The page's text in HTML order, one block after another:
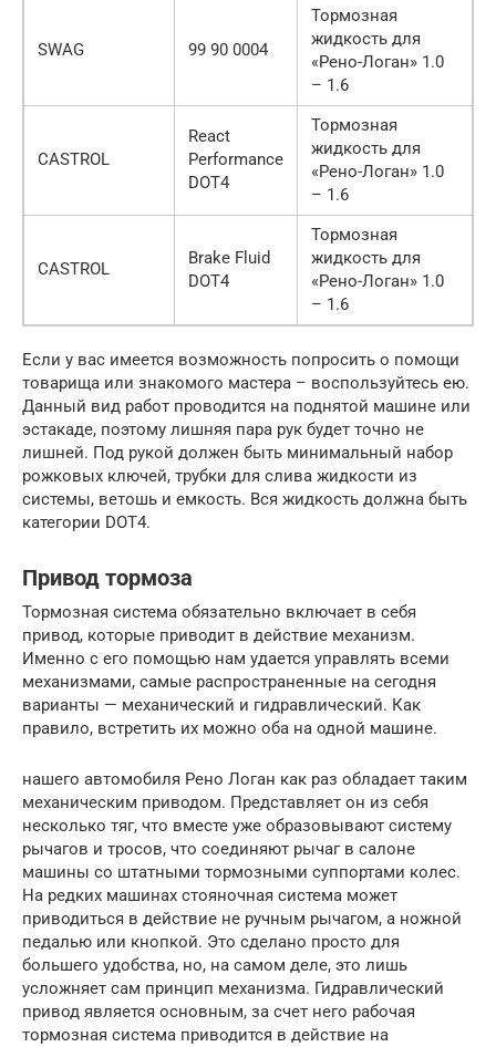
SWAG 99 90 0004
Тормозная
жидкость для
«Рено-Логан» 1.0
– 1.6
CASTROL
React
Performance
DOT4
Тормозная
жидкость для
«Рено-Логан» 1.0
– 1.6
CASTROL
Brake Fluid
DOT4
Тормозная
жидкость для
«Рено-Логан» 1.0
– 1.6
Если у вас имеется возможность попросить о помощи
товарища или знакомого мастера – воспользуйтесь ею.
Данный вид работ проводится на поднятой машине или
эстакаде, поэтому лишняя пара рук будет точно не
лишней. Под рукой должен быть минимальный набор
рожковых ключей, трубки для слива жидкости из
системы, ветошь и емкость. Вся жидкость должна быть
категории DOT4.
Привод тормоза
Тормозная система обязательно включает в себя
привод, которые приводит в действие механизм.
Именно с его помощью нам удается управлять всеми
механизмами, самые распространенные на сегодня
варианты — механический и гидравлический. Как
правило, встретить их можно оба на одной машине.
нашего автомобиля Рено Логан как раз обладает таким
механическим приводом. Представляет он из себя
несколько тяг, что вместе уже образовывают систему
рычагов и тросов, что соединяют рычаг в салоне
машины со штатными тормозными суппортами колес.
На редких машинах стояночная система может
приводиться в действие не ручным рычагом, а ножной
педалью или кнопкой. Это сделано просто для
большего удобства, но, на самом деле, это лишь
усложняет сам принцип механизма. Гидравлический
привод является основным, за счет него рабочая
тормозная система приводится в действие на